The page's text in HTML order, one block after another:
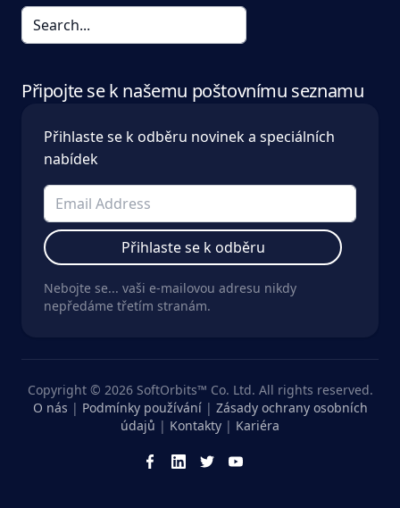
Připojte se k našemu poštovnímu seznamu
Přihlaste se k odběru novinek a speciálních
nabídek
Přihlaste se k odběru
Nebojte se... vaši e-mailovou adresu nikdy
nepředáme třetím stranám.
Copyright © 2026 SoftOrbits™ Co. Ltd. All rights reserved.
O nás | Podmínky používání| Zásady ochrany osobních
údajů | Kontakty | Kariéra